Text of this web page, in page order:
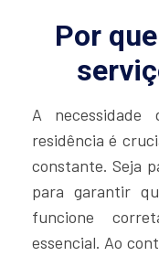
Por
A necessidade
residência é
constante. Seja
para garantir
funcione
essencial. Ao